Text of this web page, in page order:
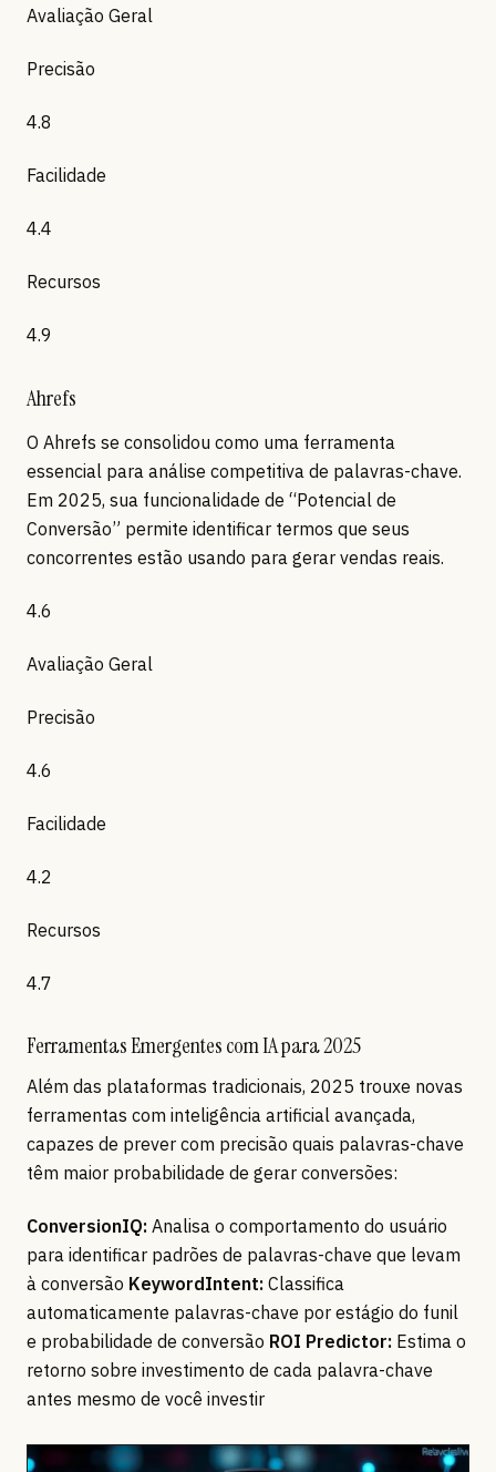
Avaliação Geral
Precisão
4.8
Facilidade
4.4
Recursos
4.9
Ahrefs
O Ahrefs se consolidou como uma ferramenta
essencial para análise competitiva de palavras-chave.
Em 2025, sua funcionalidade de “Potencial de
Conversão” permite identificar termos que seus
concorrentes estão usando para gerar vendas reais.
4.6
Avaliação Geral
Precisão
4.6
Facilidade
4.2
Recursos
4.7
Ferramentas Emergentes com IA para 2025
Além das plataformas tradicionais, 2025 trouxe novas
ferramentas com inteligência artificial avançada,
capazes de prever com precisão quais palavras-chave
têm maior probabilidade de gerar conversões:
ConversionIQ: Analisa o comportamento do usuário
para identificar padrões de palavras-chave que levam
à conversão KeywordIntent: Classifica
automaticamente palavras-chave por estágio do funil
e probabilidade de conversão ROI Predictor: Estima o
retorno sobre investimento de cada palavra-chave
antes mesmo de você investir